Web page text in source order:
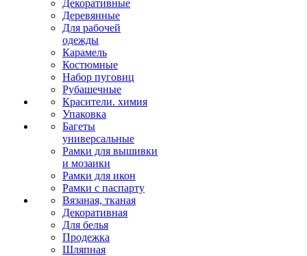
Декоративные
Деревянные
Для рабочей
одежды
Карамель
Костюмные
Набор пуговиц
Рубашечные
Красители. химия
Упаковка
Багеты
универсальные
Рамки для вышивки
и мозаики
Рамки для икон
Рамки с паспарту
Вязаная, тканая
Декоративная
Для белья
Продежка
Шляпная